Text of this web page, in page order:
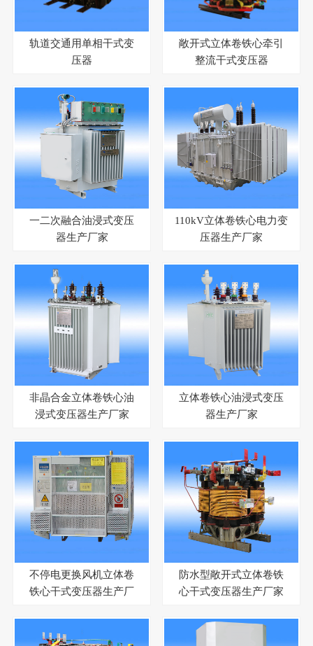
轨道交通用单相干式变
压器
敞开式立体卷铁心牵引
整流干式变压器
一二次融合油浸式变压
器生产厂家
110kV立体卷铁心电力变
压器生产厂家
非晶合金立体卷铁心油
浸式变压器生产厂家
立体卷铁心油浸式变压
器生产厂家
不停电更换风机立体卷
铁心干式变压器生产厂
防水型敞开式立体卷铁
心干式变压器生产厂家